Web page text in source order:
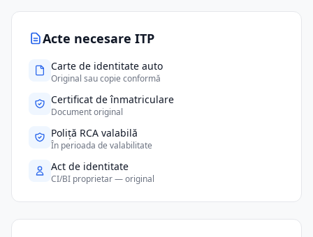
Acte necesare ITP
Carte de identitate auto
Original sau copie conformă
Certificat de înmatriculare
Document original
Poliță RCA valabilă
În perioada de valabilitate
Act de identitate
CI/BI proprietar — original